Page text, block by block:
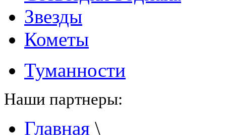
Звезды
Кометы
Туманности
Наши партнеры:
Главная \